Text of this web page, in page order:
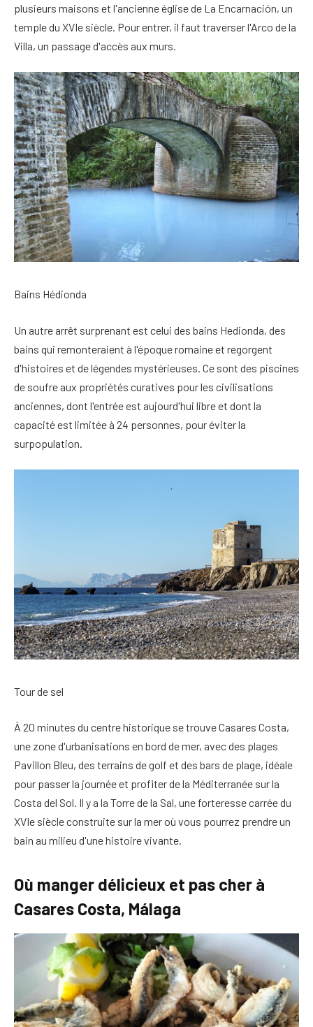
plusieurs maisons et l'ancienne église de La Encarnación, un
temple du XVIe siècle. Pour entrer, il faut traverser l'Arco de la
Villa, un passage d'accès aux murs.
Bains Hédionda
Un autre arrêt surprenant est celui des bains Hedionda, des
bains qui remonteraient à l'époque romaine et regorgent
d'histoires et de légendes mystérieuses. Ce sont des piscines
de soufre aux propriétés curatives pour les civilisations
anciennes, dont l'entrée est aujourd'hui libre et dont la
capacité est limitée à 24 personnes, pour éviter la
surpopulation.
Tour de sel
À 20 minutes du centre historique se trouve Casares Costa,
une zone d'urbanisations en bord de mer, avec des plages
Pavillon Bleu, des terrains de golf et des bars de plage, idéale
pour passer la journée et profiter de la Méditerranée sur la
Costa del Sol. Il y a la Torre de la Sal, une forteresse carrée du
XVIe siècle construite sur la mer où vous pourrez prendre un
bain au milieu d'une histoire vivante.
Où manger délicieux et pas cher à
Casares Costa, Málaga